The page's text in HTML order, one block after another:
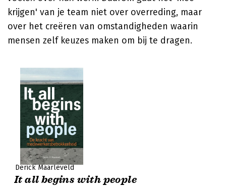
krijgen' van je team niet over overreding, maar
over het creëren van omstandigheden waarin
mensen zelf keuzes maken om bij te dragen.
Derick Maarleveld
It all begins with people